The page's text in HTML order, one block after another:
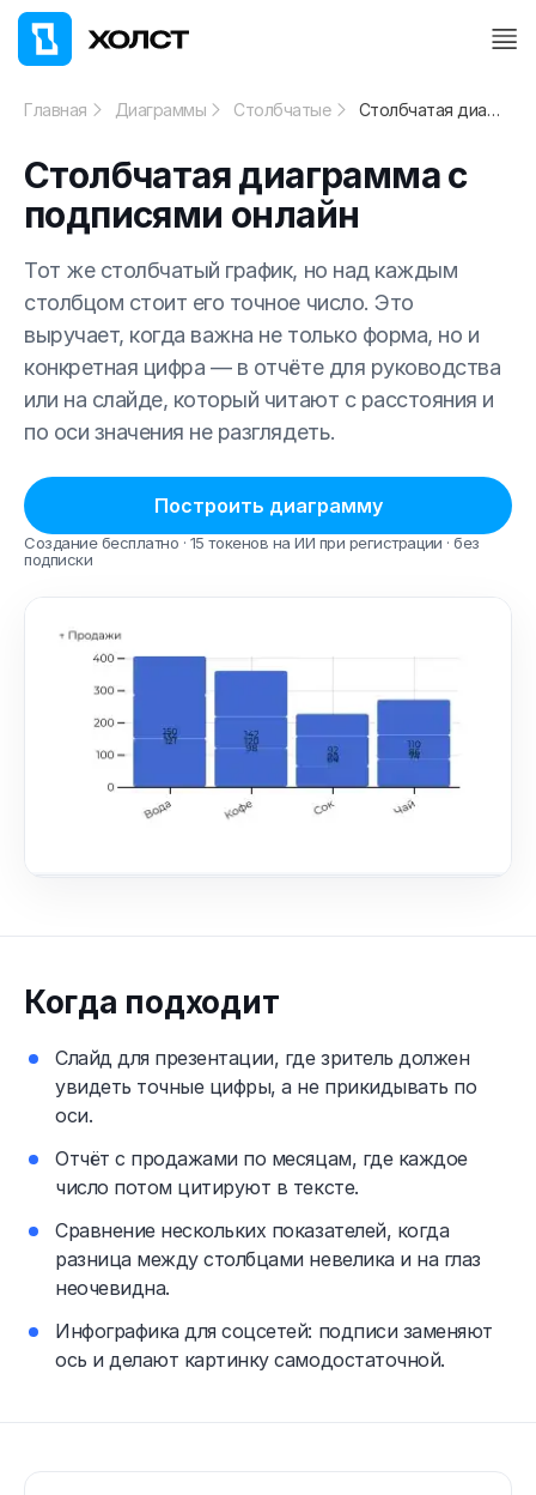
Главная Диаграммы Столбчатые Столбчатая диаграмма с подписями онлайн
Столбчатая диаграмма с
подписями онлайн
Тот же столбчатый график, но над каждым
столбцом стоит его точное число. Это
выручает, когда важна не только форма, но и
конкретная цифра — в отчёте для руководства
или на слайде, который читают с расстояния и
по оси значения не разглядеть.
Построить диаграмму
Создание бесплатно · 15 токенов на ИИ при регистрации · без
подписки
Когда подходит
Слайд для презентации, где зритель должен
увидеть точные цифры, а не прикидывать по
оси.
Отчёт с продажами по месяцам, где каждое
число потом цитируют в тексте.
Сравнение нескольких показателей, когда
разница между столбцами невелика и на глаз
неочевидна.
Инфографика для соцсетей: подписи заменяют
ось и делают картинку самодостаточной.